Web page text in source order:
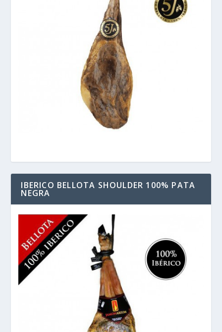
IBERICO BELLOTA SHOULDER 100% PATA
NEGRA